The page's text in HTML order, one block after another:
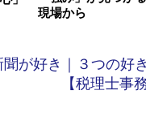
現場から
が好き｜３つの好
【税理士事